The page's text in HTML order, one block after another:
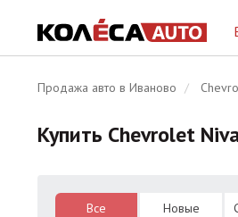
Продажа авто в Иваново
Купить Chevrolet
Все Новые